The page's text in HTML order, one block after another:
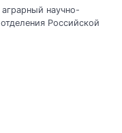
научно-
Российской